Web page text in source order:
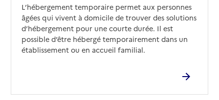
L’hébergement temporaire permet aux personnes
âgées qui vivent à domicile de trouver des solutions
d’hébergement pour une courte durée. Il est
possible d’être hébergé temporairement dans un
établissement ou en accueil familial.